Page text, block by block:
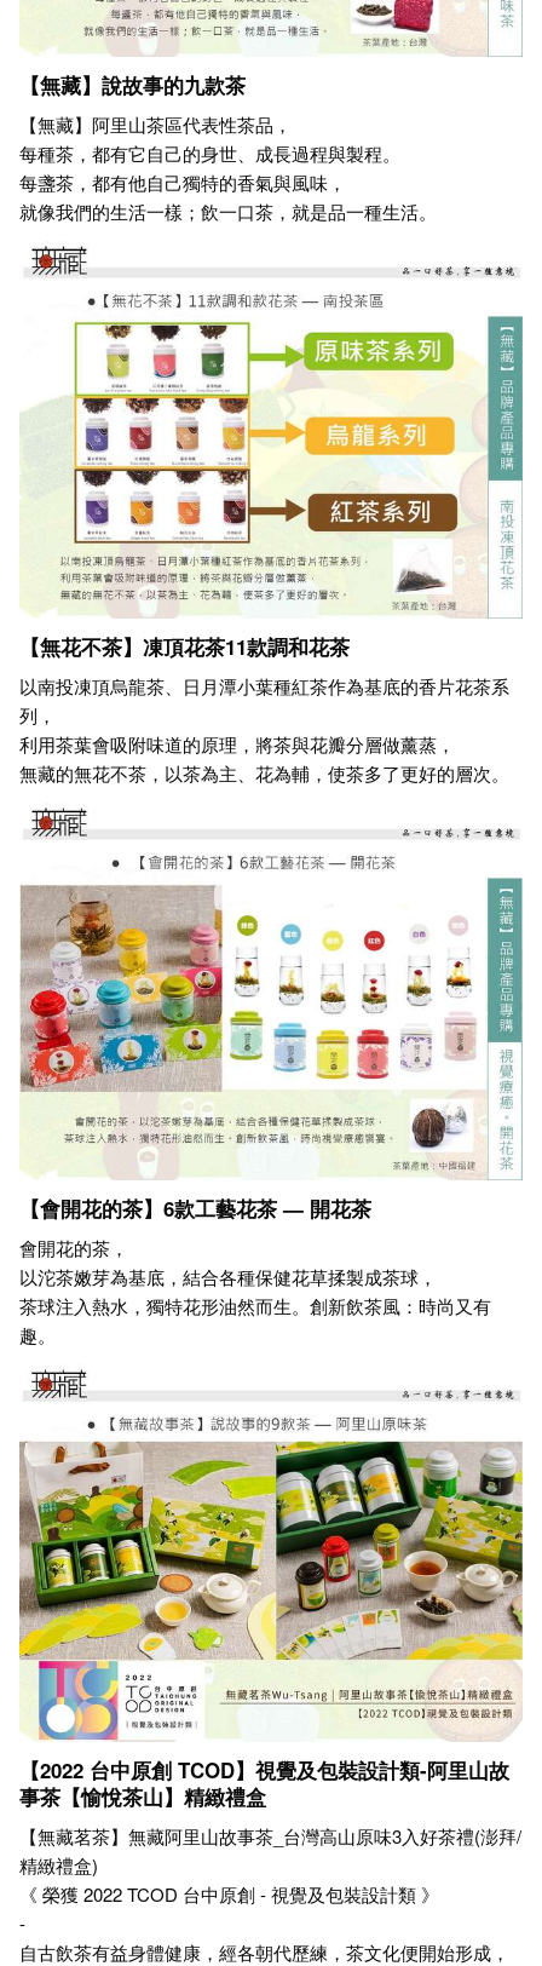
【無藏】說故事的九款茶
【無藏】阿里山茶區代表性茶品，
每種茶，都有它自己的身世、成長過程與製程。
每盞茶，都有他自己獨特的香氣與風味，
就像我們的生活一樣；飲一口茶，就是品一種生活。
【無花不茶】凍頂花茶11款調和花茶
以南投凍頂烏龍茶、日月潭小葉種紅茶作為基底的香片花茶系
列，
利用茶葉會吸附味道的原理，將茶與花瓣分層做薰蒸，
無藏的無花不茶，以茶為主、花為輔，使茶多了更好的層次。
【會開花的茶】6款工藝花茶 — 開花茶
會開花的茶，
以沱茶嫩芽為基底，結合各種保健花草揉製成茶球，
茶球注入熱水，獨特花形油然而生。創新飲茶風：時尚又有
趣。
【2022 台中原創 TCOD】視覺及包裝設計類-阿里山故
事茶【愉悅茶山】精緻禮盒
【無藏茗茶】無藏阿里山故事茶_台灣高山原味3入好茶禮(澎拜/
精緻禮盒)
《 榮獲 2022 TCOD 台中原創 - 視覺及包裝設計類 》
-
自古飲茶有益身體健康，經各朝代歷練，茶文化便開始形成，